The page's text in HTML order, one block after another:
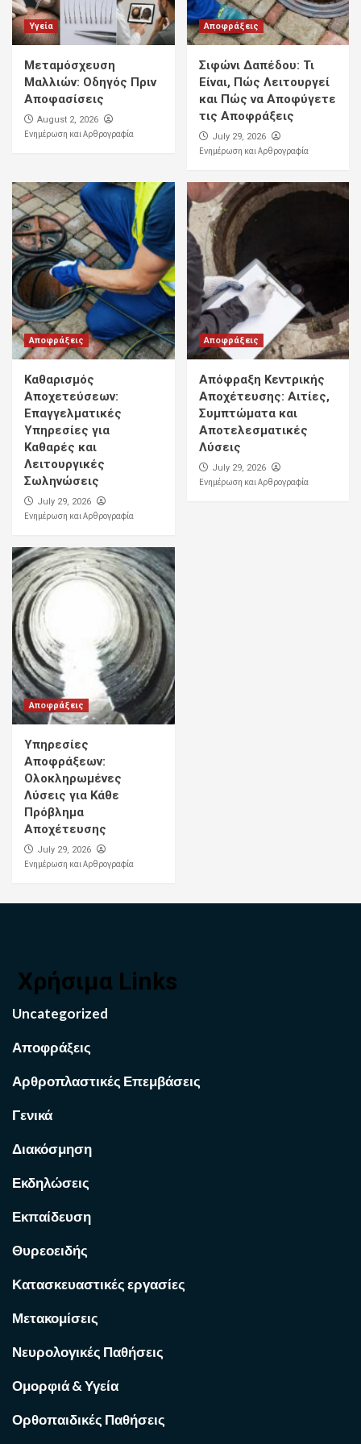
Υγεία
Μεταμόσχευση
Μαλλιών: Οδηγός Πριν
Αποφασίσεις
August 2, 2026
Ενημέρωση και Αρθρογραφία
Αποφράξεις
Σιφώνι Δαπέδου: Τι
Είναι, Πώς Λειτουργεί
και Πώς να Αποφύγετε
τις Αποφράξεις
July 29, 2026
Ενημέρωση και Αρθρογραφία
Αποφράξεις
Καθαρισμός
Αποχετεύσεων:
Επαγγελματικές
Υπηρεσίες για
Καθαρές και
Λειτουργικές
Σωληνώσεις
July 29, 2026
Ενημέρωση και Αρθρογραφία
Αποφράξεις
Απόφραξη Κεντρικής
Αποχέτευσης: Αιτίες,
Συμπτώματα και
Αποτελεσματικές
Λύσεις
July 29, 2026
Ενημέρωση και Αρθρογραφία
Αποφράξεις
Υπηρεσίες
Αποφράξεων:
Ολοκληρωμένες
Λύσεις για Κάθε
Πρόβλημα
Αποχέτευσης
July 29, 2026
Ενημέρωση και Αρθρογραφία
Χρήσιμα Links
Uncategorized
Αποφράξεις
Αρθροπλαστικές Επεμβάσεις
Γενικά
Διακόσμηση
Εκδηλώσεις
Εκπαίδευση
Θυρεοειδής
Κατασκευαστικές εργασίες
Μετακομίσεις
Νευρολογικές Παθήσεις
Ομορφιά & Υγεία
Ορθοπαιδικές Παθήσεις